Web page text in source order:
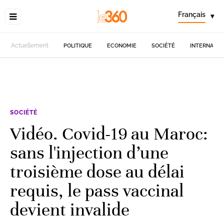
Français ▾
Actuellement POLITIQUE ECONOMIE SOCIÉTÉ
SOCIÉTÉ
Vidéo. Covid-19 au Maroc:
sans l'injection d’une
troisième dose au délai
requis, le pass vaccinal
devient invalide